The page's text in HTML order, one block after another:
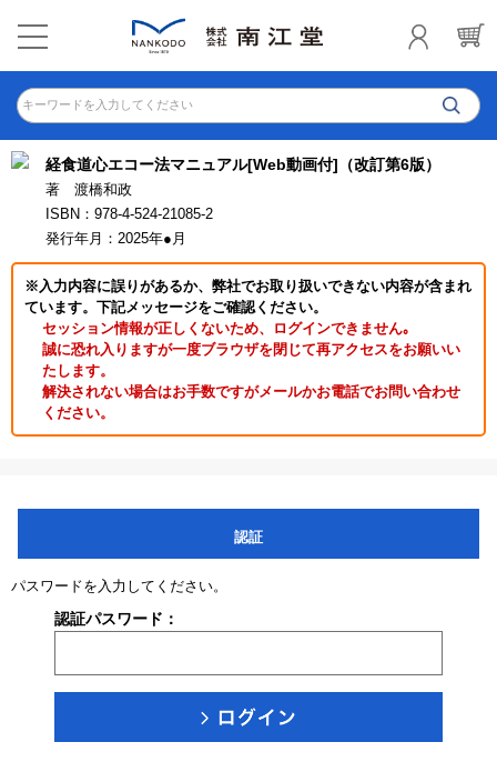
キーワードを入力してください
経食道心エコー法マニュアル[Web動画付]（改訂第6版）
著 渡橋和政
ISBN：978-4-524-21085-2
発行年月：2025年●月
※入力内容に誤りがあるか、弊社でお取り扱いできない内容が含まれ
ています。下記メッセージをご確認ください。
セッション情報が正しくないため、ログインできません｡
誠に恐れ入りますが一度ブラウザを閉じて再アクセスをお願いい
たします。
解決されない場合はお手数ですがメールかお電話でお問い合わせ
ください。
認証
パスワードを入力してください。
認証パスワード：